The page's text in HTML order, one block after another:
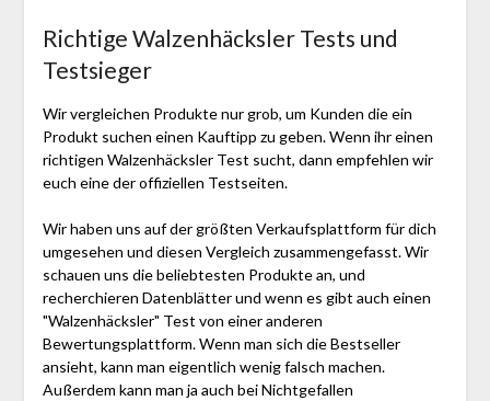
Richtige Walzenhäcksler Tests und
Testsieger
Wir vergleichen Produkte nur grob, um Kunden die ein
Produkt suchen einen Kauftipp zu geben. Wenn ihr einen
richtigen Walzenhäcksler Test sucht, dann empfehlen wir
euch eine der offiziellen Testseiten.
Wir haben uns auf der größten Verkaufsplattform für dich
umgesehen und diesen Vergleich zusammengefasst. Wir
schauen uns die beliebtesten Produkte an, und
recherchieren Datenblätter und wenn es gibt auch einen
"Walzenhäcksler" Test von einer anderen
Bewertungsplattform. Wenn man sich die Bestseller
ansieht, kann man eigentlich wenig falsch machen.
Außerdem kann man ja auch bei Nichtgefallen